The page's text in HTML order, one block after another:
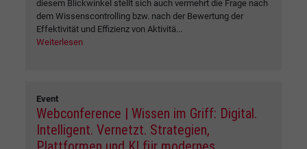
diesem Blickwinkel stellt sich auch vermehrt die Frage nach
dem Wissenscontrolling bzw. nach der Bewertung der
Effektivität und Effizienz von Aktivitä...
Weiterlesen
Event
Webconference | Wissen im Griff: Digital.
Intelligent. Vernetzt. Strategien,